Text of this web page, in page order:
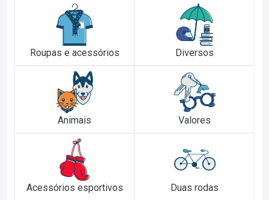
Roupas e acessórios Diversos
Animais Valores
Acessórios esportivos Duas rodas